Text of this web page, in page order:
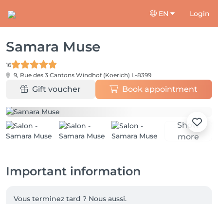
EN Login
Samara Muse
16
9, Rue des 3 Cantons Windhof (Koerich) L-8399
Gift voucher Book appointment
Show
more
Important information
Vous terminez tard ? Nous aussi.